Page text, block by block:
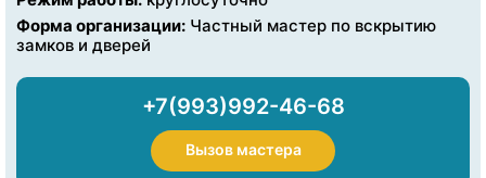
Форма организации: Частный мастер по вскрытию
замков и дверей
+7(993)992-46-68
Вызов мастера